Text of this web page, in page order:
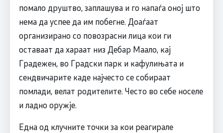
помало друштво, заплашува и го напаѓа оној што
нема да успее да им побегне. Доаѓаат
организирано со повозрасни лица кои ги
оставаат да хараат низ Дебар Маало, кај
Градежен, во Градски парк и кафулињата и
сендвичарите каде најчесто се собираат
помлади, велат родителите. Често во себе носеле
и ладно оружје.
Една од клучните точки за кои реагирале